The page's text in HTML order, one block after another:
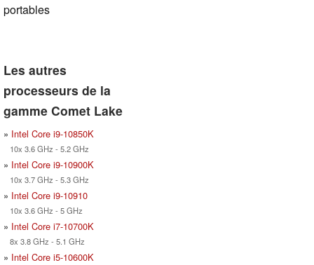
portables
Les autres
processeurs de la
gamme Comet Lake
» Intel Core i9-10850K
10x 3.6 GHz - 5.2 GHz
» Intel Core i9-10900K
10x 3.7 GHz - 5.3 GHz
» Intel Core i9-10910
10x 3.6 GHz - 5 GHz
» Intel Core i7-10700K
8x 3.8 GHz - 5.1 GHz
» Intel Core i5-10600K